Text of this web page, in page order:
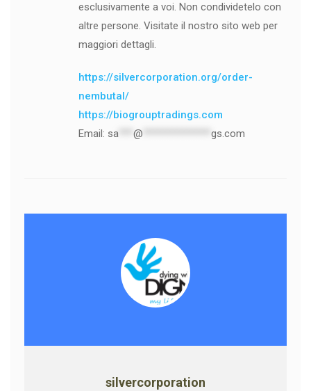
esclusivamente a voi. Non condividetelo con
altre persone. Visitate il nostro sito web per
maggiori dettagli.
https://silvercorporation.org/order-
nembutal/
https://biogrouptradings.com
Email: sa @ gs.com
silvercorporation